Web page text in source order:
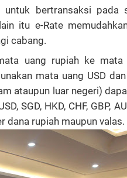
bertransaksi pada
itu e-Rate
cabang.
uang rupiah ke mata
mata uang USD dan
ataupun luar negeri)
SGD, HKD, CHF, GBP,
dana rupiah maupun valas.